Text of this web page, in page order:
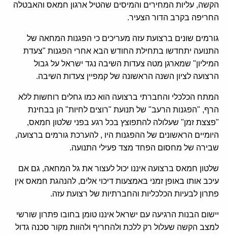
הקשה, עליות המחירים והמיסים שהטיל ארגון חמאס והאבטלה
החריפה בקרב הדור הצעיר.
גורמים שונים ברצועת עזה מעריכים כי הפגנות המחאה של
התנועה יתחדשו בתחילת החודש הבא אחרי הפגנות "צעדת
המיליון" שמארגן מטה צעדות השיבה נגד ישראל על גבול
הרצועה לציון השנה הראשונה של קמפיין צעדות השיבה.
המתח הכלכלי והחברתי ברצועה הוא כמו גחלים רוחשות ללא
הרף, "הפגנות הרעב" של תנועת "רוצים לחיות" הן בבחינת
"פצצת זמן" שעלולה להתפוצץ בכל רגע בפני שלטון חמאס,
היומיים הראשונים של ההפגנות היו , להערכת גורמים ברצועה,
שבירה של מחסום הפחד מצד פעילי התנועה.
שלטון חמאס ברצועה איננו יכול לעצור את גל המחאה, גם אם
עיכב אותו באופן זמני באמצעות דיכוי אלים, להנהגת חמאס אין
פתרון לבעיות הכלכליות והחברתיות של רצועת עזה.
יישום הבנות הרגיעה עם ישראל איננו טומן בחובו פתרון שורשי
למצב הקשה שעלול רק ללכת ולהחריף ולהוות מקור סכנה גדול